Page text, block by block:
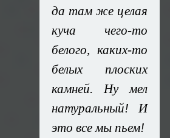
да там же целая
куча чего-то
белого, каких-то
белых плоских
камней. Ну мел
натуральный! И
это все мы пьем!